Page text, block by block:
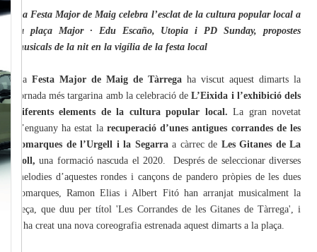
La Festa Major de Maig celebra l’esclat de la cultura popular local a
la plaça Major · Edu Escaño, Utopia i PD Sunday, propostes
musicals de la nit en la vigília de la festa local
La Festa Major de Maig de Tàrrega ha viscut aquest dimarts la
jornada més targarina amb la celebració deL’Eixida i l’exhibició dels
diferents elements de la cultura popular local. La gran novetat
d’enguany ha estat la recuperació d’unes antigues corrandes de les
comarques de l’Urgell i la Segarra a càrrec de Les Gitanes de La
Soll,una formació nascuda el 2020. Després de seleccionar diverses
melodies d’aquestes rondes i cançons de pandero pròpies de les dues
comarques, Ramon Elias i Albert Fitó han arranjat musicalment la
peça, que duu per títol 'Les Corrandes de les Gitanes de Tàrrega', i
s’ha creat una nova coreografia estrenada aquest dimarts a la plaça.